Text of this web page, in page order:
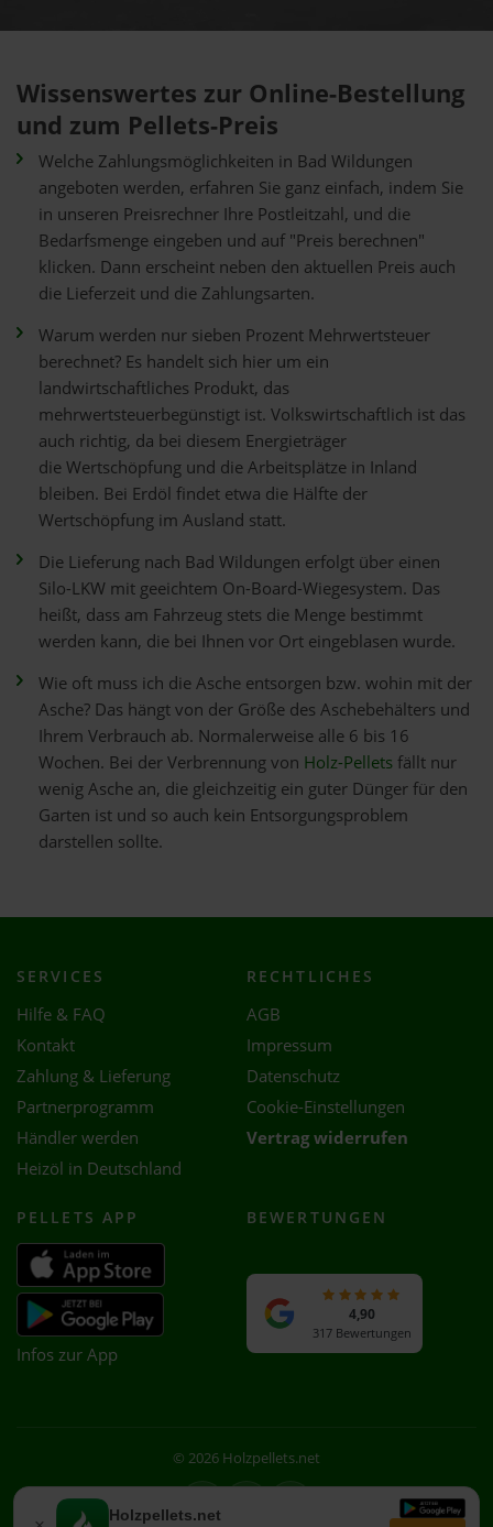
Wissenswertes zur Online-Bestellung
und zum Pellets-Preis
Welche Zahlungsmöglichkeiten in Bad Wildungen
angeboten werden, erfahren Sie ganz einfach, indem Sie
in unseren Preisrechner Ihre Postleitzahl, und die
Bedarfsmenge eingeben und auf "Preis berechnen"
klicken. Dann erscheint neben den aktuellen Preis auch
die Lieferzeit und die Zahlungsarten.
Warum werden nur sieben Prozent Mehrwertsteuer
berechnet? Es handelt sich hier um ein
landwirtschaftliches Produkt, das
mehrwertsteuerbegünstigt ist. Volkswirtschaftlich ist das
auch richtig, da bei diesem Energieträger
die Wertschöpfung und die Arbeitsplätze in Inland
bleiben. Bei Erdöl findet etwa die Hälfte der
Wertschöpfung im Ausland statt.
Die Lieferung nach Bad Wildungen erfolgt über einen
Silo-LKW mit geeichtem On-Board-Wiegesystem. Das
heißt, dass am Fahrzeug stets die Menge bestimmt
werden kann, die bei Ihnen vor Ort eingeblasen wurde.
Wie oft muss ich die Asche entsorgen bzw. wohin mit der
Asche? Das hängt von der Größe des Aschebehälters und
Ihrem Verbrauch ab. Normalerweise alle 6 bis 16
Wochen. Bei der Verbrennung von Holz-Pelletsfällt nur
wenig Asche an, die gleichzeitig ein guter Dünger für den
Garten ist und so auch kein Entsorgungsproblem
darstellen sollte.
Holzpellets.net
SERVICES
Hilfe & FAQ
Kontakt
Zahlung & Lieferung
Partnerprogramm
Händler werden
Heizöl in Deutschland
RECHTLICHES
AGB
Impressum
Datenschutz
Cookie-Einstellungen
Vertrag widerrufen
PELLETS APP
Infos zur App
BEWERTUNGEN
4,90
317 Bewertungen
© 2026 Holzpellets.net
Facebook